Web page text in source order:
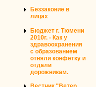
Беззаконие в
лицах
Бюджет г. Тюмени
2010г. - Как у
здравоохранения
с образованием
отняли конфетку и
отдали
дорожникам.